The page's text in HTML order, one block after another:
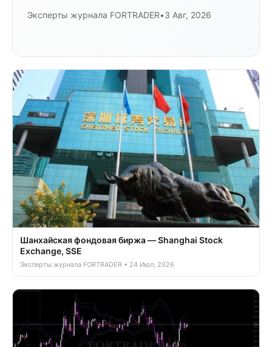
Эксперты журнала FORTRADER•3 Авг, 2026
Шанхайская фондовая биржа — Shanghai Stock
Exchange, SSE
Эксперты журнала FORTRADER • 24 Июл, 2026